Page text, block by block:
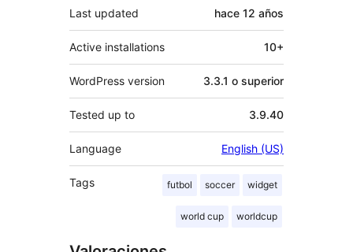
Last updated hace 12 años
Active installations 10+
WordPress version 3.3.1 o superior
Tested up to 3.9.40
Language English (US)
Tags futbol soccer widget
world cup worldcup